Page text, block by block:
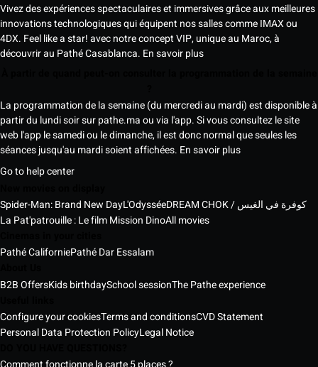
Vivez des expériences spectaculaires et immersives grâce aux meilleures
innovations technologiques qui équipent nos salles comme IMAX ou
4DX. Feel like a star! avec notre concept VIP, unique au Maroc, à
découvrir au Pathé Casablanca. En savoir plus
La programmation de la semaine (du mercredi au mardi) est disponible à
partir du lundi soir sur pathe.ma ou via l'app. Si vous consultez le site
web l'app le samedi ou le dimanche, il est donc normal que seules les
séances jusqu'au mardi soient affichées. En savoir plus
Go to help center
Spider-Man: Brand New DayL'Odyssée
DREAM CHOK / كوفرة في الغيس
La Pat'patrouille : Le film Mission DinoAll movies
Pathé CaliforniePathé Dar Essalam
B2B OffersKids birthdaySchool sessionThe Pathe experience
Configure your cookiesTerms and conditionsCVD Statement
Personal Data Protection PolicyLegal Notice